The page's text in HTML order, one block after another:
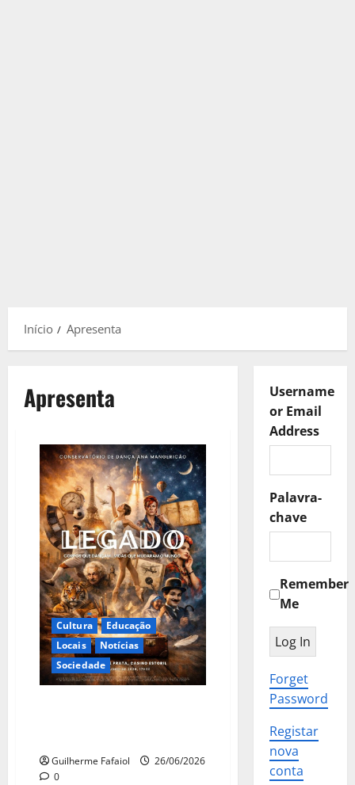
Início Apresenta
Apresenta
Cultura
Educação
Locais
Notícias
Sociedade
Guilherme Fafaiol
26/06/2026
0
Username
or Email
Address
Palavra-
chave
Remember
Me
Forget
Password
Registar
nova
conta